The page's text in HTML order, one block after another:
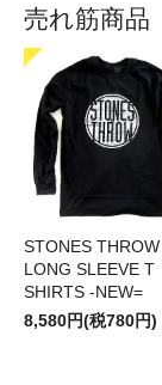
売れ筋商品
STONES THROW
LONG SLEEVE T
SHIRTS -NEW=
8,580円(税780円)